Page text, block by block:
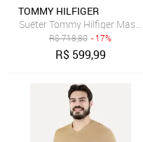
TOMMY HILFIGER
Suéter Tommy Hilfiger
R$718,80 - 17%
R$ 599,99